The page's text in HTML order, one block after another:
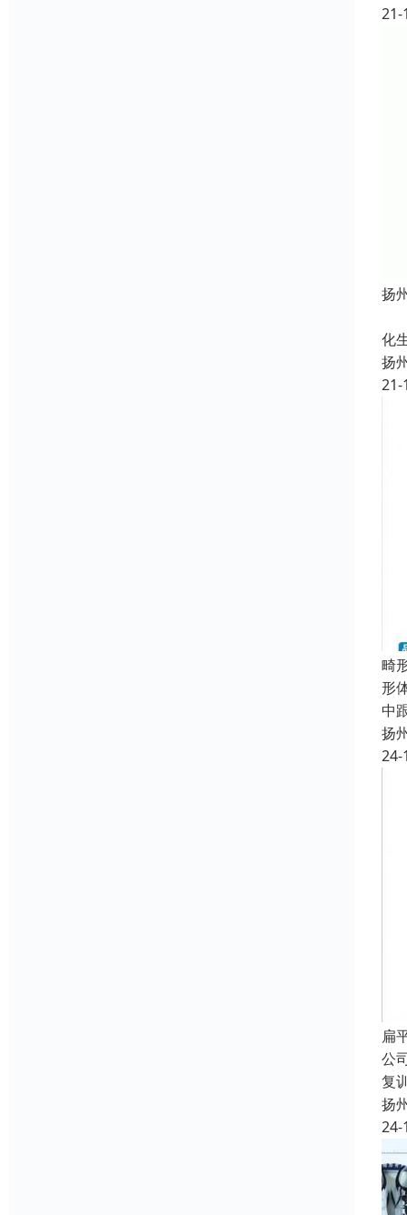
21-
扬
化
扬
21-
畸
形
中
扬
24-
扁
公
复
扬
24-